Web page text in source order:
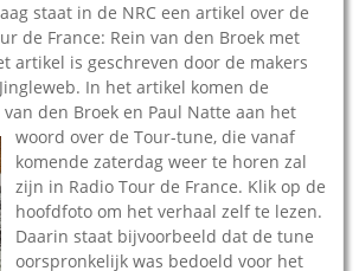
staat in de NRC een artikel over de
de France: Rein van den Broek met
artikel is geschreven door de makers
In het artikel komen de
den Broek en Paul Natte aan het
woord over de Tour-tune, die vanaf
komende zaterdag weer te horen zal
zijn in Radio Tour de France. Klik op de
hoofdfoto om het verhaal zelf te lezen.
Daarin staat bijvoorbeeld dat de tune
oorspronkelijk was bedoeld voor het